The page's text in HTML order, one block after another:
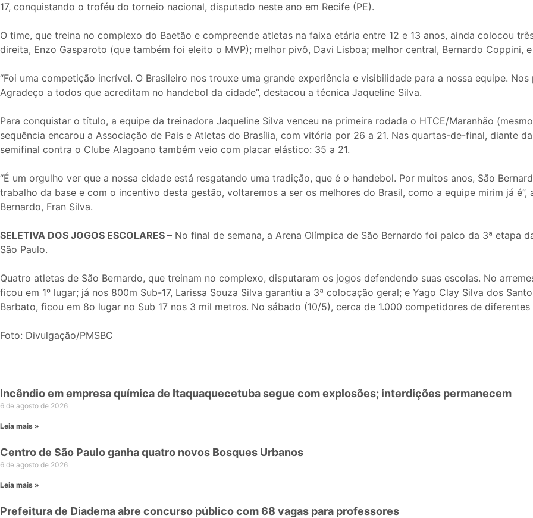
17, conquistando o troféu do torneio nacional, disputado neste ano em Recife (PE).
O time, que treina no complexo do Baetão e compreende atletas na faixa etária entre 12 e 13 anos, ainda colocou
direita, Enzo Gasparoto (que também foi eleito o MVP); melhor pivô, Davi Lisboa; melhor central, Bernardo Coppini,
“Foi uma competição incrível. O Brasileiro nos trouxe uma grande experiência e visibilidade para a nossa equipe.
Agradeço a todos que acreditam no handebol da cidade”, destacou a técnica Jaqueline Silva.
Para conquistar o título, a equipe da treinadora Jaqueline Silva venceu na primeira rodada o HTCE/Maranhão
sequência encarou a Associação de Pais e Atletas do Brasília, com vitória por 26 a 21. Nas quartas-de-final, diante
semifinal contra o Clube Alagoano também veio com placar elástico: 35 a 21.
“É um orgulho ver que a nossa cidade está resgatando uma tradição, que é o handebol. Por muitos anos, São
trabalho da base e com o incentivo desta gestão, voltaremos a ser os melhores do Brasil, como a equipe mirim já
Bernardo, Fran Silva.
SELETIVA DOS JOGOS ESCOLARES – No final de semana, a Arena Olímpica de São Bernardo foi palco da 3ª etapa
São Paulo.
Quatro atletas de São Bernardo, que treinam no complexo, disputaram os jogos defendendo suas escolas. No
ficou em 1º lugar; já nos 800m Sub-17, Larissa Souza Silva garantiu a 3ª colocação geral; e Yago Clay Silva dos
Barbato, ficou em 8o lugar no Sub 17 nos 3 mil metros. No sábado (10/5), cerca de 1.000 competidores de
Foto: Divulgação/PMSBC
Incêndio em empresa química de Itaquaquecetuba segue com explosões; interdições permanecem
6 de agosto de 2026
Leia mais »
Centro de São Paulo ganha quatro novos Bosques Urbanos
6 de agosto de 2026
Leia mais »
Prefeitura de Diadema abre concurso público com 68 vagas para professores